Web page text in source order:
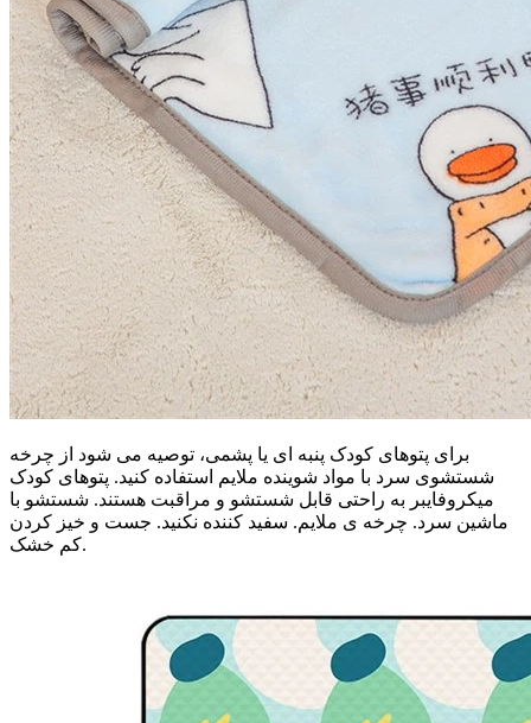
برای پتوهای کودک پنبه ای یا پشمی، توصیه می شود از چرخه
شستشوی سرد با مواد شوینده ملایم استفاده کنید. پتوهای کودک
میکروفایبر به راحتی قابل شستشو و مراقبت هستند. شستشو با
ماشین سرد. چرخه ی ملایم. سفید کننده نکنید. جست و خیز کردن
کم خشک.